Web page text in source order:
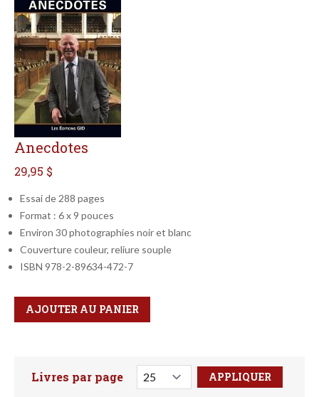
Anecdotes
29,95 $
Essai de 288 pages
Format : 6 x 9 pouces
Environ 30 photographies noir et blanc
Couverture couleur, reliure souple
ISBN 978-2-89634-472-7
Qté
Format
AJOUTER AU PANIER
Faites votre recherche ici
Livres par page